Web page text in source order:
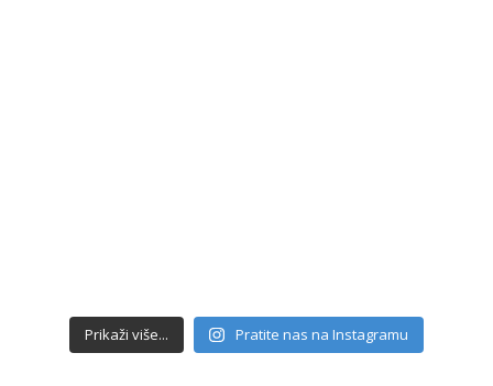
Prikaži više... Pratite nas na Instagramu